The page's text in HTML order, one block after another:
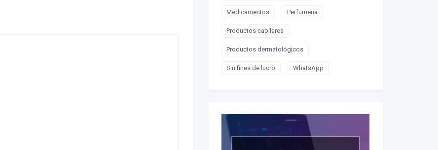
Medicamentos Perfumería
Productos capilares
Productos dermatológicos
Sin fines de lucro WhatsApp